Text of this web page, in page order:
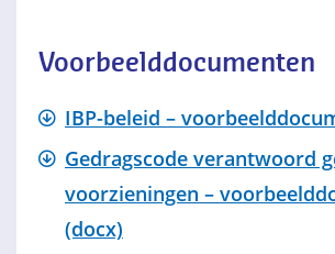
Voorbeelddocumenten
IBP-beleid –
Gedragscode verantwoord
voorzieningen –
(docx)